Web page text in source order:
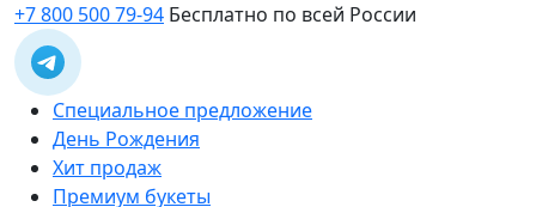
+7 800 500 79-94 Бесплатно по всей России
Специальное предложение
День Рождения
Хит продаж
Премиум букеты